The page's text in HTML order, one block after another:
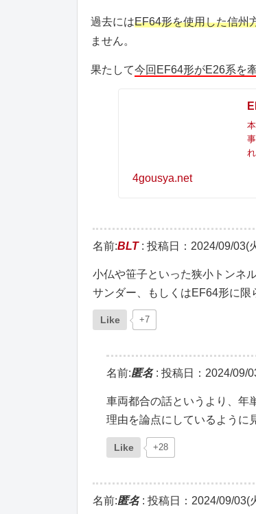
過去にはEF64形を使用した信州
ません。
果たして今回EF64形がE26系を
4gousya.net
名前:BLT: 投稿日：2024/09/03(
小仏や笹子といった狭小トンネ
サンダー、もしくはEF64形に限
Like +7
名前:匿名: 投稿日：2024/09/
車両都合の話というより、年
理由を論点にしているように
Like +28
名前:匿名: 投稿日：2024/09/03(